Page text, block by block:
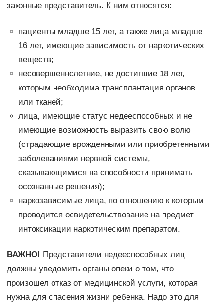
законные представитель. К ним относятся:
пациенты младше 15 лет, а также лица младше
16 лет, имеющие зависимость от наркотических
веществ;
несовершеннолетние, не достигшие 18 лет,
которым необходима трансплантация органов
или тканей;
лица, имеющие статус недееспособных и не
имеющие возможность выразить свою волю
(страдающие врожденными или приобретенными
заболеваниями нервной системы,
сказывающимися на способности принимать
осознанные решения);
наркозависимые лица, по отношению к которым
проводится освидетельствование на предмет
интоксикации наркотическим препаратом.
ВАЖНО! Представители недееспособных лиц
должны уведомить органы опеки о том, что
произошел отказ от медицинской услуги, которая
нужна для спасения жизни ребенка. Надо это для